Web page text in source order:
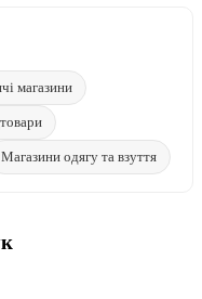
магазини
Магазини одягу та взуття